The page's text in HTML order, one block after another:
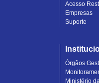
Acesso
Empresas
Suporte
Órgãos
Ministério